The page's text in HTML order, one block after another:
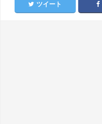
ツイート